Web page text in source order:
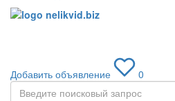
Добавить объявление
0